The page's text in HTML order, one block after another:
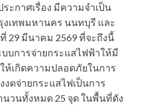
ะกาศเรื่อง มีความจำเป็น
เทพมหานคร นนทบุรี และ
29 มีนาคม 2569 ที่จะถึงนี้
บการจ่ายกระแสไฟฟ้าให้มี
ห้เกิดความปลอดภัยในการ
งดจ่ายกระแสไฟเป็นการ
วนทั้งหมด 25 จุด ในพื้นที่ดัง